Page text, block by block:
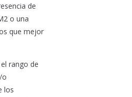
de
o una
que mejor
rango de
o
los